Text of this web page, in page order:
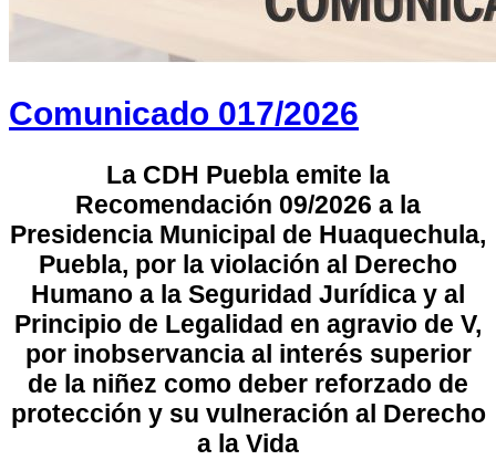
Comunicado 017/2026
La CDH Puebla emite la
Recomendación 09/2026 a la
Presidencia Municipal de Huaquechula,
Puebla, por la violación al Derecho
Humano a la Seguridad Jurídica y al
Principio de Legalidad en agravio de V,
por inobservancia al interés superior
de la niñez como deber reforzado de
protección y su vulneración al Derecho
a la Vida